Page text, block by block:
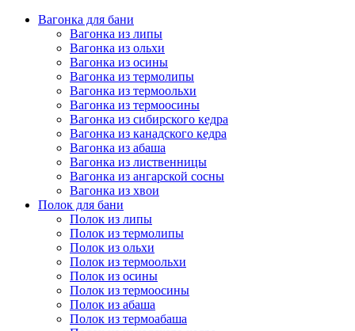
Вагонка для бани
Вагонка из липы
Вагонка из ольхи
Вагонка из осины
Вагонка из термолипы
Вагонка из термоольхи
Вагонка из термоосины
Вагонка из сибирского кедра
Вагонка из канадского кедра
Вагонка из абаша
Вагонка из лиственницы
Вагонка из ангарской сосны
Вагонка из хвои
Полок для бани
Полок из липы
Полок из термолипы
Полок из ольхи
Полок из термоольхи
Полок из осины
Полок из термоосины
Полок из абаша
Полок из термоабаша